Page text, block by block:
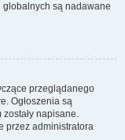
globalnych są nadawane
przeglądanego
Ogłoszenia są
napisane.
przez administratora